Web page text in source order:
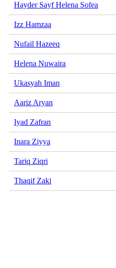
Hayder Sayf Helena Sofea
Izz Hamzaa
Nufail Hazeeq
Helena Nuwaira
Ukasyah Iman
Aariz Aryan
Iyad Zafran
Inara Ziyya
Tariq Ziqri
Thaqif Zaki